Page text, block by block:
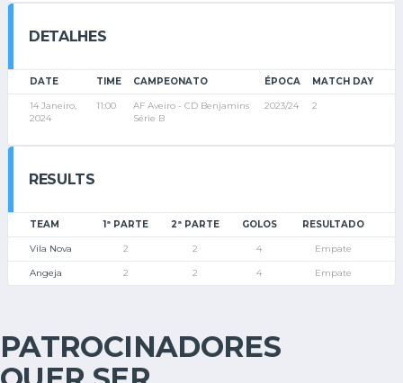
DETALHES
DATE TIME CAMPEONATO ÉPOCA MATCH DAY
14 Janeiro,
2024
11:00
AF Aveiro - CD Benjamins
Série B
2023/24 2
RESULTS
TEAM 1ª PARTE 2ª PARTE GOLOS RESULTADO
Vila Nova 2 2 4 Empate
Angeja 2 2 4 Empate
PATROCINADORES